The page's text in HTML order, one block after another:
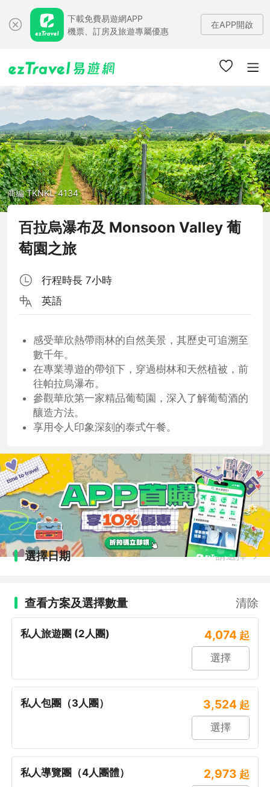
下載免費易遊網APP
機票、訂房及旅遊專屬優惠
在APP開啟
商編 TKNKL-4134
百拉烏瀑布及 Monsoon Valley 葡
萄園之旅
行程時長 7小時
英語
感受華欣熱帶雨林的自然美景，其歷史可追溯至
數千年。
在專業導遊的帶領下，穿過樹林和天然植被，前
往帕拉烏瀑布。
參觀華欣第一家精品葡萄園，深入了解葡萄酒的
釀造方法。
享用令人印象深刻的泰式午餐。
選擇日期 請選擇
查看方案及選擇數量 清除
私人旅遊團 (2人團) 4,074 起
選擇
私人包團（3人團） 3,524 起
選擇
私人導覽團（4人團體） 2,973 起